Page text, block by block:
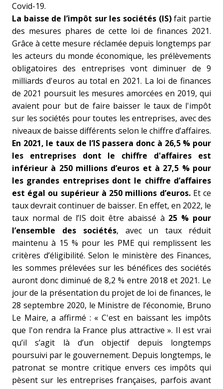
Covid-19.
La baisse de l’impôt sur les sociétés (IS)fait partie
des mesures phares de cette loi de finances 2021.
Grâce à cette mesure réclamée depuis longtemps par
les acteurs du monde économique, les prélèvements
obligatoires des entreprises vont diminuer de 9
milliards d'euros au total en 2021. La loi de finances
de 2021 poursuit les mesures amorcées en 2019, qui
avaient pour but de faire baisser le taux de l'impôt
sur les sociétés pour toutes les entreprises, avec des
niveaux de baisse différents selon le chiffre d’affaires.
En 2021, le taux de l’IS passera donc à 26,5 % pour
les entreprises dont le chiffre d'affaires est
inférieur à 250 millions d’euros et à 27,5 % pour
les grandes entreprises dont le chiffre d’affaires
est égal ou supérieur à 250 millions d’euros. Et ce
taux devrait continuer de baisser. En effet, en 2022, le
taux normal de l’IS doit être abaissé à 25 % pour
l’ensemble des sociétés, avec un taux réduit
maintenu à 15 % pour les PME qui remplissent les
critères d’éligibilité. Selon le ministère des Finances,
les sommes prélevées sur les bénéfices des sociétés
auront donc diminué de 8,2 % entre 2018 et 2021. Le
jour de la présentation du projet de loi de finances, le
28 septembre 2020, le Ministre de l’économie, Bruno
Le Maire, a affirmé : « C'est en baissant les impôts
que l'on rendra la France plus attractive ». Il est vrai
qu’il s’agit là d’un objectif depuis longtemps
poursuivi par le gouvernement. Depuis longtemps, le
patronat se montre critique envers ces impôts qui
pèsent sur les entreprises françaises, parfois avant